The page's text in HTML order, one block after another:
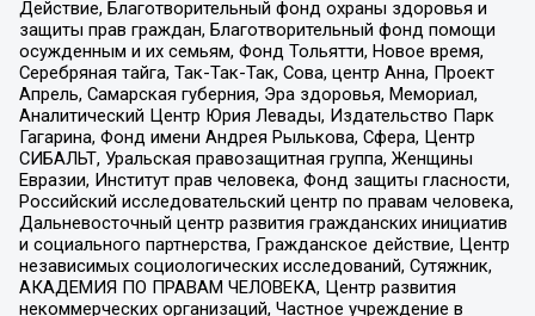
Действие, Благотворительный фонд охраны здоровья и
защиты прав граждан, Благотворительный фонд помощи
осужденным и их семьям, Фонд Тольятти, Новое время,
Серебряная тайга, Так-Так-Так, Сова, центр Анна, Проект
Апрель, Самарская губерния, Эра здоровья, Мемориал,
Аналитический Центр Юрия Левады, Издательство Парк
Гагарина, Фонд имени Андрея Рылькова, Сфера, Центр
СИБАЛЬТ, Уральская правозащитная группа, Женщины
Евразии, Институт прав человека, Фонд защиты гласности,
Российский исследовательский центр по правам человека,
Дальневосточный центр развития гражданских инициатив
и социального партнерства, Гражданское действие, Центр
независимых социологических исследований, Сутяжник,
АКАДЕМИЯ ПО ПРАВАМ ЧЕЛОВЕКА, Центр развития
некоммерческих организаций, Частное учреждение в